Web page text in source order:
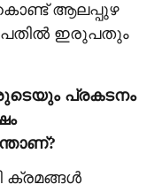
ആലപ്പുഴ
ഇരുപതും
പ്രകടനം
ക്രമങ്ങള്‍